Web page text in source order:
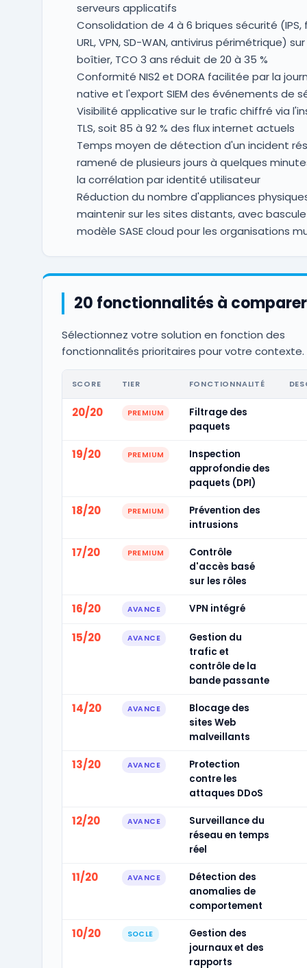
serveurs applicatifs
Consolidation de 4 à 6 briques sécurité (IPS,
URL, VPN, SD-WAN, antivirus périmétrique)
boîtier, TCO 3 ans réduit de 20 à 35 %
Conformité NIS2 et DORA facilitée par la
native et l'export SIEM des événements de
Visibilité applicative sur le trafic chiffré via
TLS, soit 85 à 92 % des flux internet actuels
Temps moyen de détection d'un incident
ramené de plusieurs jours à quelques
la corrélation par identité utilisateur
Réduction du nombre d'appliances
maintenir sur les sites distants, avec
modèle SASE cloud pour les organisations
20 fonctionnalités à comparer
Sélectionnez votre solution en fonction des
fonctionnalités prioritaires pour votre contexte.
SCORE TIER FONCTIONNALITÉ
20/20 PREMIUM
Filtrage des
paquets
19/20 PREMIUM
Inspection
approfondie des
paquets (DPI)
18/20 PREMIUM
Prévention des
intrusions
17/20 PREMIUM
Contrôle
d'accès basé
sur les rôles
16/20 AVANCE VPN intégré
15/20 AVANCE
Gestion du
trafic et
contrôle de la
bande passante
14/20 AVANCE
Blocage des
sites Web
malveillants
13/20 AVANCE
Protection
contre les
attaques DDoS
12/20 AVANCE
Surveillance du
réseau en temps
réel
11/20 AVANCE
Détection des
anomalies de
comportement
10/20 SOCLE
Gestion des
journaux et des
rapports